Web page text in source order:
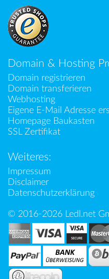
Domain & Hosting
Domain registrieren
Domain transferieren
Webhosting
Eigene E-Mail Adresse
Homepage Baukasten
SSL Zertifikat
Weiteres:
Impressum
Disclaimer
Datenschutzerklärung
© 2016-2026 Ledl.net